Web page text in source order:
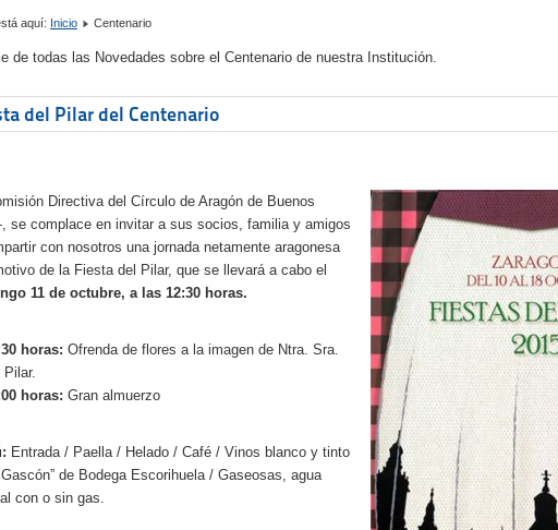
aquí: Inicio Centenario
de todas las Novedades sobre el Centenario de nuestra Institución.
del Pilar del Centenario
Directiva del Círculo de Aragón de Buenos
se complace en invitar a sus socios, familia y amigos
con nosotros una jornada netamente aragonesa
de la Fiesta del Pilar, que se llevará a cabo el
11 de octubre, a las 12:30 horas.
horas: Ofrenda de flores a la imagen de Ntra. Sra.
Pilar.
horas: Gran almuerzo
Entrada / Paella / Helado / Café / Vinos blanco y tinto
Gascón” de Bodega Escorihuela / Gaseosas, agua
con o sin gas.